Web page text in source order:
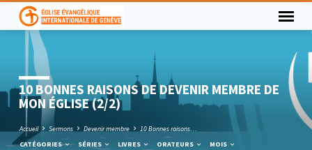
10 BONNES RAISONS DE DEVENIR MEMBRE DE
MON ÉGLISE (2/2)
Accueil Sermons Devenir membre
10 Bonnes raisons…
CATÉGORIES
SÉRIES LIVRES ORATEURS MOIS